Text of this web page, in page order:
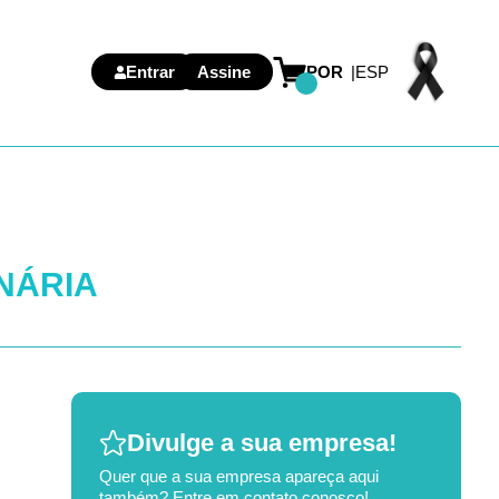
Entrar Assine POR ESP
Divulge a sua empresa!
Quer que a sua empresa apareça aqui